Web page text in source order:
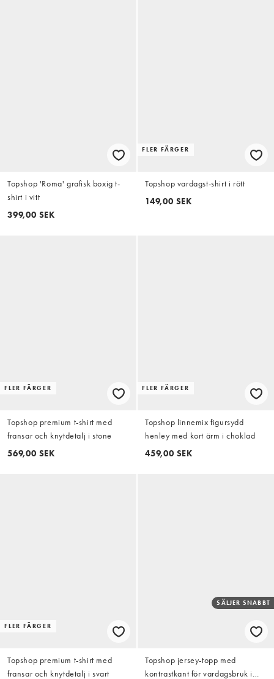
Topshop 'Roma' grafisk boxig t-
shirt i vitt
399,00 SEK
FLER FÄRGER
Topshop vardagst-shirt i rött
149,00 SEK
FLER FÄRGER
Topshop premium t-shirt med
fransar och knytdetalj i stone
569,00 SEK
FLER FÄRGER
Topshop linnemix figursydd
henley med kort ärm i choklad
459,00 SEK
FLER FÄRGER
Topshop premium t-shirt med
fransar och knytdetalj i svart
SÄLJER SNABBT
Topshop jersey-topp med
kontrastkant för vardagsbruk i